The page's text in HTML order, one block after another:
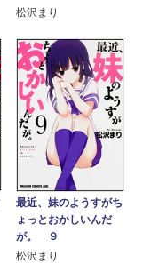
松沢まり
最近、妹のようすがち
ょっとおかしいんだ
が。 ９
松沢まり